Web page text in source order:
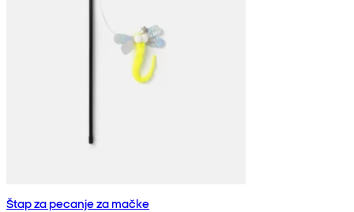
Štap za pecanje za mačke